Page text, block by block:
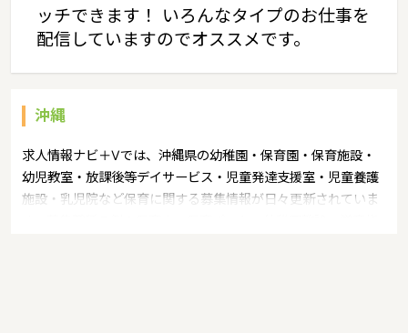
ッチできます！ いろんなタイプのお仕事を
配信していますのでオススメです。
沖縄
求人情報ナビ＋Vでは、沖縄県の幼稚園・保育園・保育施設・
幼児教室・放課後等デイサービス・児童発達支援室・児童養護
施設・乳児院など保育に関する募集情報が日々更新されていま